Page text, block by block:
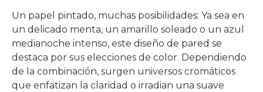
Un papel pintado, muchas posibilidades: Ya sea en
un delicado menta, un amarillo soleado o un azul
medianoche intenso, este diseño de pared se
destaca por sus elecciones de color. Dependiendo
de la combinación, surgen universos cromáticos
que enfatizan la claridad o irradian una suave